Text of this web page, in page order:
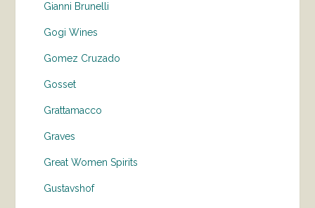
Gianni Brunelli
Gogi Wines
Gomez Cruzado
Gosset
Grattamacco
Graves
Great Women Spirits
Gustavshof